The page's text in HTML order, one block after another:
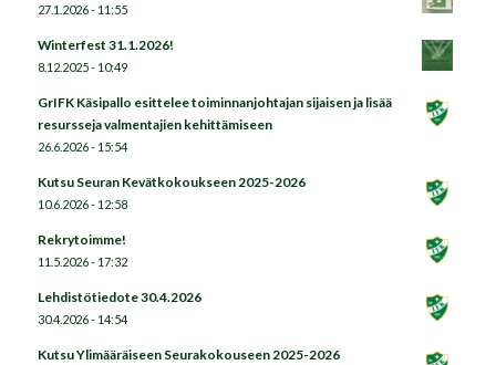
27.1.2026 - 11:55
Winterfest 31.1.2026!
8.12.2025 - 10:49
GrIFK Käsipallo esittelee toiminnanjohtajan sijaisen ja lisää
resursseja valmentajien kehittämiseen
26.6.2026 - 15:54
Kutsu Seuran Kevätkokoukseen 2025-2026
10.6.2026 - 12:58
Rekrytoimme!
11.5.2026 - 17:32
Lehdistötiedote 30.4.2026
30.4.2026 - 14:54
Kutsu Ylimääräiseen Seurakokouseen 2025-2026